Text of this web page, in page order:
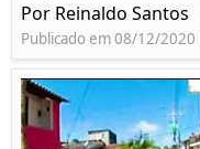
Por Reinaldo Santos
Publicado em 08/12/2020